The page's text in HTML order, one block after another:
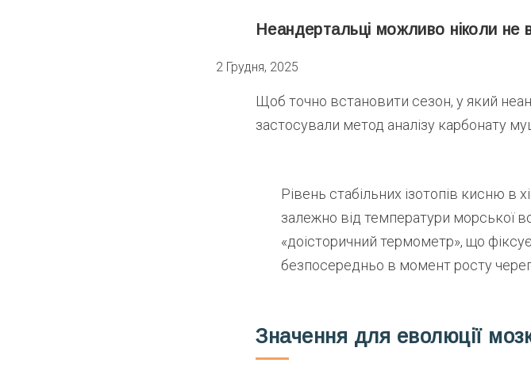
Неандертальці можливо ніколи не
2 Грудня, 2025
Щоб точно встановити сезон, у який
застосували метод аналізу карбонату
Рівень стабільних ізотопів кисню в
залежно від температури морської
«доісторичний термометр», що
безпосередньо в момент росту
Значення для еволюції